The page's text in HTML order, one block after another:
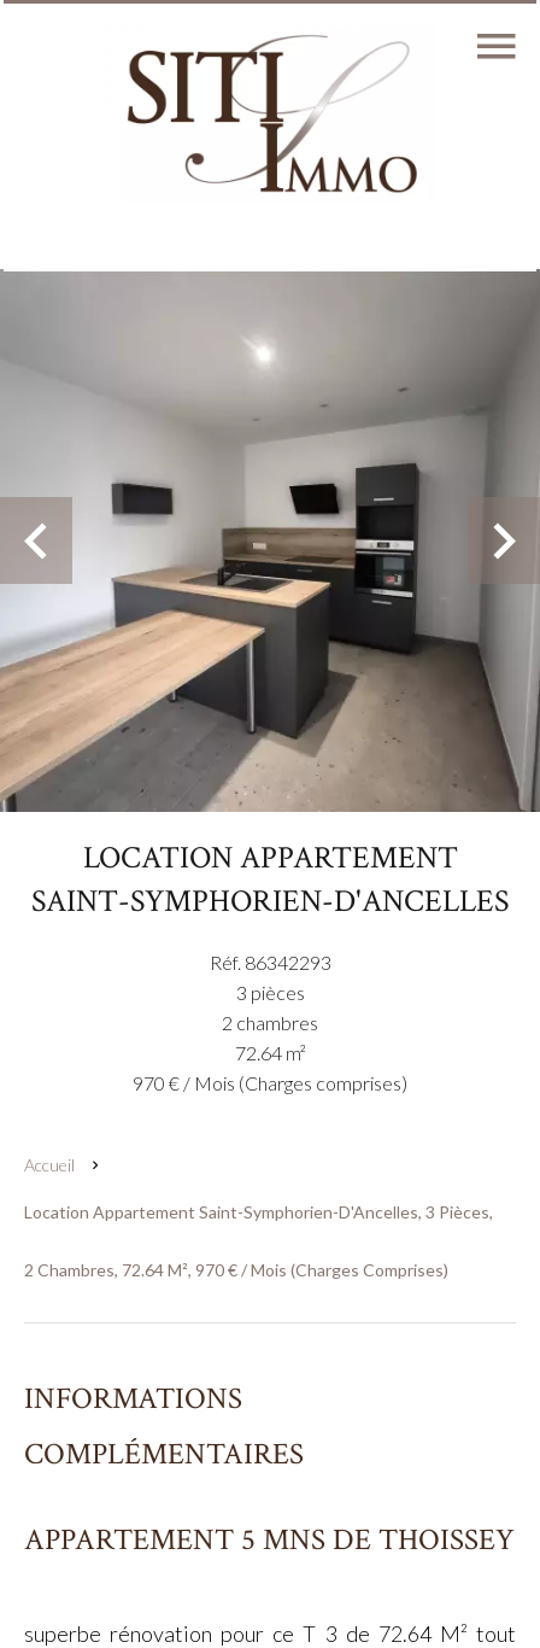
LOCATION APPARTEMENT
SAINT-SYMPHORIEN-D'ANCELLES
Réf. 86342293
3 pièces
2 chambres
72.64 m²
970 € / Mois (Charges comprises)
Accueil
Location Appartement Saint-Symphorien-D'Ancelles, 3 Pièces,
2 Chambres, 72.64 M², 970 € / Mois (Charges Comprises)
INFORMATIONS
COMPLÉMENTAIRES
APPARTEMENT 5 MNS DE THOISSEY
superbe rénovation pour ce T 3 de 72.64 M² tout